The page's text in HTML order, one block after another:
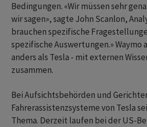
Bedingungen. «Wir müssen sehr
wir sagen», sagte John Scanlon,
brauchen spezifische
spezifische Auswertungen.» Waymo
anders als Tesla - ‌mit externen
zusammen.
Bei Aufsichtsbehörden und
Fahrerassistenzsysteme von Tesla
Thema. Derzeit laufen bei der US-